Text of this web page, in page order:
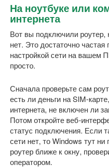
На ноутбуке или
интернета
Вот вы подключили роутер,
нет. Это достаточно
настройкой сети на вашем
просто.
Сначала проверьте сам
есть ли деньги на SIM-
интернета, не включен ли
Потом откройте веб-
статус подключения. Если
сети нет, то Windows тут
роутер ближе к окну,
оператором.